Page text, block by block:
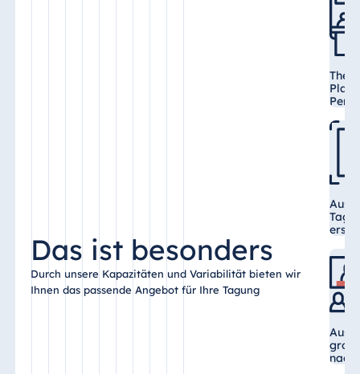
Das ist besonders
Durch unsere Kapazitäten und Variabilität bieten wir
Ihnen das passende Angebot für Ihre Tagung
nach